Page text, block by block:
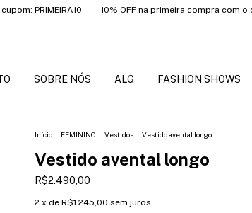
10% OFF na primeira compra com o cupom:
SOBRE NÓS ALG FASHION SHOWS
Início FEMININO Vestidos Vestido avental longo
Vestido avental longo
R$2.490,00
2 x de R$1.245,00 sem juros